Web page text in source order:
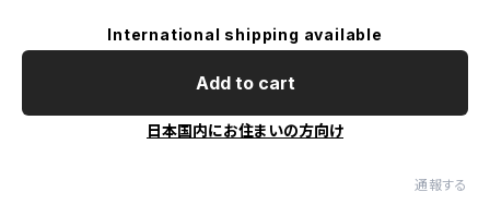
International shipping available
Add to cart
日本国内にお住まいの方向け
通報する